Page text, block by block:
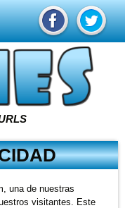
una de nuestras
visitantes. Este